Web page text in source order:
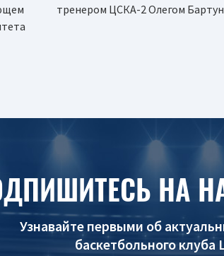
тренером ЦСКА-2 Олегом
НА
Узнавайте первыми об
баскетбольного